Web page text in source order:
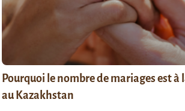
Pourquoi le nombre de mariages est à
au Kazakhstan